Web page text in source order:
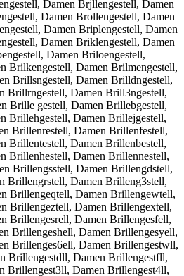
Damen Brjllengestell, Damen
Damen Brollengestell, Damen
Damen Briplengestell, Damen
Damen Briklengestell, Damen
Damen Briloengestell,
Brilkengestell, Damen Brilmengestell,
Brillsngestell, Damen Brilldngestell,
Brillrngestell, Damen Brill3ngestell,
Brille gestell, Damen Brillebgestell,
Brillehgestell, Damen Brillejgestell,
Brillenrestell, Damen Brillenfestell,
Brillentestell, Damen Brillenbestell,
Brillenhestell, Damen Brillennestell,
Brillengsstell, Damen Brillengdstell,
Brillengrstell, Damen Brilleng3stell,
Brillengeqtell, Damen Brillengewtell,
Brillengeztell, Damen Brillengextell,
Brillengesrell, Damen Brillengesfell,
Brillengeshell, Damen Brillengesyell,
Brillenges6ell, Damen Brillengestwll,
Brillengestdll, Damen Brillengestfll,
Brillengest3ll, Damen Brillengest4ll,